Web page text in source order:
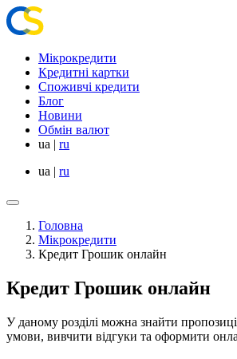
Мікрокредити
Кредитні картки
Споживчі кредити
Блог
Новини
Обмін валют
ua | ru
ua | ru
Головна
Мікрокредити
Кредит Грошик онлайн
Кредит Грошик онлайн
У даному розділі можна знайти
умови, вивчити відгуки та оформити